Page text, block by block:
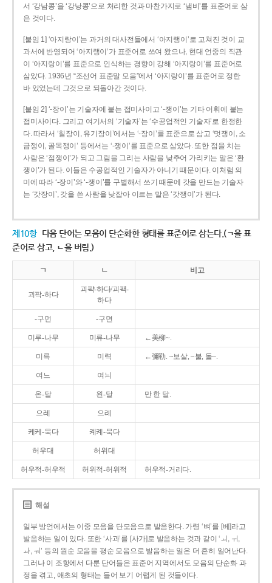
서 ‘강남콩’을 ‘강낭콩’으로 처리한 것과 마찬가지로 ‘냄비’를 표준어로 삼
은 것이다.
[붙임 1] ‘아지랑이’는 과거의 대사전들에서 ‘아지랭이’로 고쳐진 것이 교
과서에 반영되어 ‘아지랭이’가 표준어로 쓰여 왔으나, 현대 언중의 직관
이 ‘아지랑이’를 표준으로 인식하는 경향이 강해 ‘아지랑이’를 표준어로
삼았다. 1936년 “조선어 표준말 모음”에서 ‘아지랑이’를 표준어로 정한
바 있었는데 그것으로 되돌아간 것이다.
[붙임 2] ‘-장이’는 기술자에 붙는 접미사이고 ‘-쟁이’는 기타 어휘에 붙는
접미사이다. 그리고 여기서의 ‘기술자’는 ‘수공업적인 기술자’로 한정한
다. 따라서 ‘칠장이, 유기장이’에서는 ‘-장이’를 표준으로 삼고 ‘멋쟁이, 소
금쟁이, 골목쟁이’ 등에서는 ‘-쟁이’를 표준으로 삼았다. 또한 점을 치는
사람은 ‘점쟁이’가 되고 그림을 그리는 사람을 낮추어 가리키는 말은 ‘환
쟁이’가 된다. 이들은 수공업적인 기술자가 아니기 때문이다. 이처럼 의
미에 따라 ‘-장이’와 ‘-쟁이’를 구별해서 쓰기 때문에 갓을 만드는 기술자
는 ‘갓장이’, 갓을 쓴 사람을 낮잡아 이르는 말은 ‘갓쟁이’가 된다.
제10항 다음 단어는 모음이 단순화한 형태를 표준어로 삼는다.(ㄱ을 표
준어로 삼고, ㄴ을 버림.)
ㄱ ㄴ 비고
괴팍-하다
괴퍅-하다/괴팩-
하다
-구먼 -구면
미루-나무 미류-나무 ←美柳~.
미륵 미력 ←彌勒. ~보살, ~불, 돌~.
여느 여늬
온-달 왼-달 만 한 달.
으레 으례
케케-묵다 켸켸-묵다
허우대 허위대
허우적-허우적 허위적-허위적 허우적-거리다.
해설
일부 방언에서는 이중 모음을 단모음으로 발음한다. 가령 ‘벼’를 [베]라고
발음하는 일이 있다. 또한 ‘사과’를 [사가]로 발음하는 것과 같이 ‘ㅚ, ㅟ,
ㅘ, ㅝ’ 등의 원순 모음을 평순 모음으로 발음하는 일은 더 흔히 일어난다.
그러나 이 조항에서 다룬 단어들은 표준어 지역에서도 모음의 단순화 과
정을 겪고, 애초의 형태는 들어 보기 어렵게 된 것들이다.